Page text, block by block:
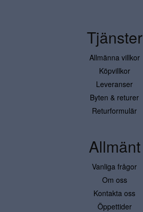
Tjänster
Allmänna villkor
Köpvillkor
Leveranser
Byten & returer
Returformulär
Allmänt
Vanliga frågor
Om oss
Kontakta oss
Öppettider